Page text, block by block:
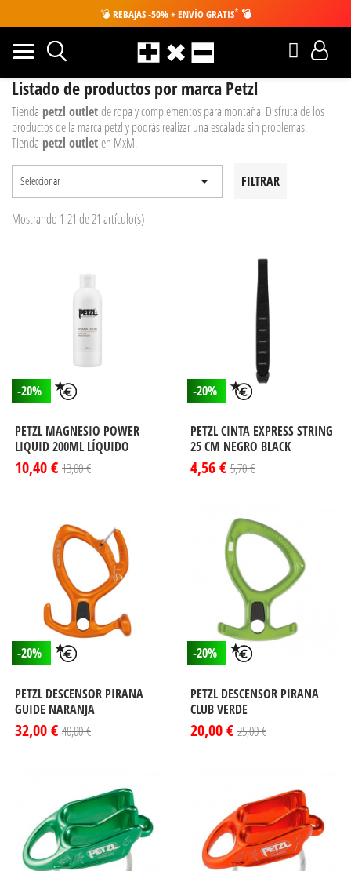
💣 REBAJAS -50% + ENVÍO GRATIS* 💣
Listado de productos por marca Petzl
Tienda petzl outletde ropa y complementos para montaña. Disfruta de los
productos de la marca petzl y podrás realizar una escalada sin problemas.
Tienda petzl outleten MxM.
Seleccionar  FILTRAR
Mostrando 1-21 de 21 artículo(s)
-20%
PETZL MAGNESIO POWER
LIQUID 200ML LÍQUIDO
10,40 € 13,00 €
-20%
PETZL CINTA EXPRESS STRING
25 CM NEGRO BLACK
4,56 € 5,70 €
-20%
PETZL DESCENSOR PIRANA
GUIDE NARANJA
32,00 € 40,00 €
-20%
PETZL DESCENSOR PIRANA
CLUB VERDE
20,00 € 25,00 €